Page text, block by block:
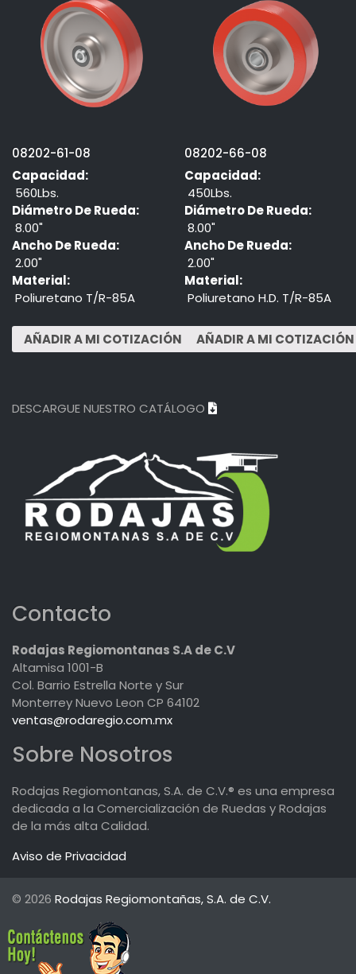
08202-61-08
Capacidad:
560Lbs.
Diámetro De Rueda:
8.00"
Ancho De Rueda:
2.00"
Material:
Poliuretano T/R-85A
08202-66-08
Capacidad:
450Lbs.
Diámetro De Rueda:
8.00"
Ancho De Rueda:
2.00"
Material:
Poliuretano H.D. T/R-85A
DESCARGUE NUESTRO CATÁLOGO
Contacto
Rodajas Regiomontanas S.A de C.V
Altamisa 1001-B
Col. Barrio Estrella Norte y Sur
Monterrey Nuevo Leon CP 64102
ventas@rodaregio.com.mx
Sobre Nosotros
Rodajas Regiomontanas, S.A. de C.V.® es una empresa
dedicada a la Comercialización de Ruedas y Rodajas
de la más alta Calidad.
Aviso de Privacidad
© 2026 Rodajas Regiomontañas, S.A. de C.V.